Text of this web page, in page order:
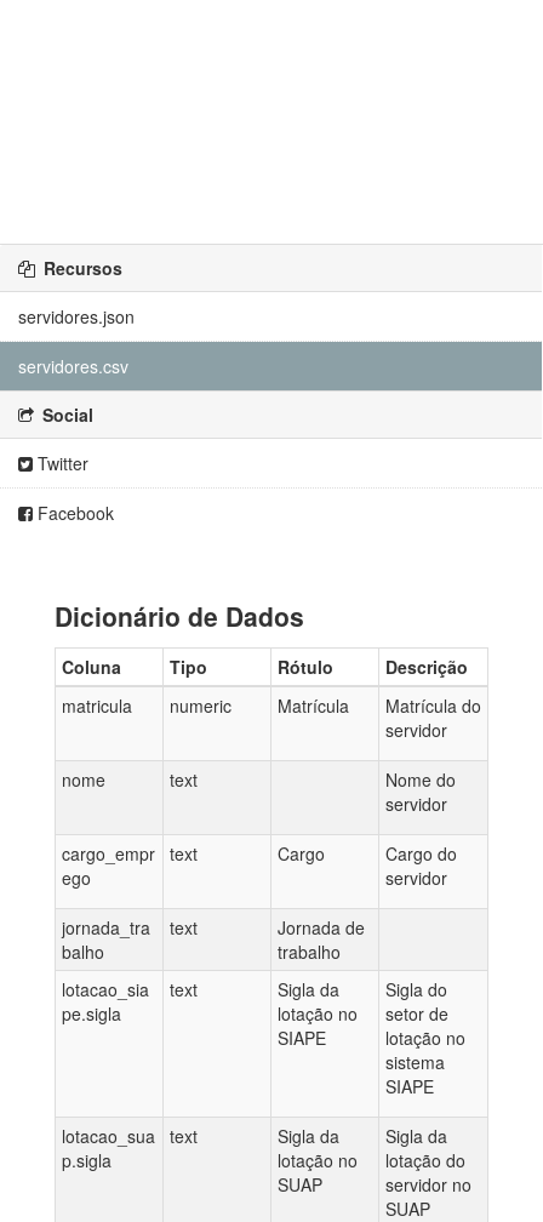
Recursos
servidores.json
servidores.csv
Social
Twitter
Facebook
Dicionário de Dados
Coluna Tipo Rótulo
Descrição
matricula
numeric Matrícula
Matrícula do
servidor
nome text
Nome do
servidor
cargo_empr
ego
text Cargo
Cargo do
servidor
jornada_tra
balho
text
Jornada de
trabalho
lotacao_sia
pe.sigla
text
Sigla da
lotação no
SIAPE
Sigla do
setor de
lotação no
sistema
SIAPE
lotacao_sua
p.sigla
text
Sigla da
lotação no
SUAP
Sigla da
lotação do
servidor no
SUAP